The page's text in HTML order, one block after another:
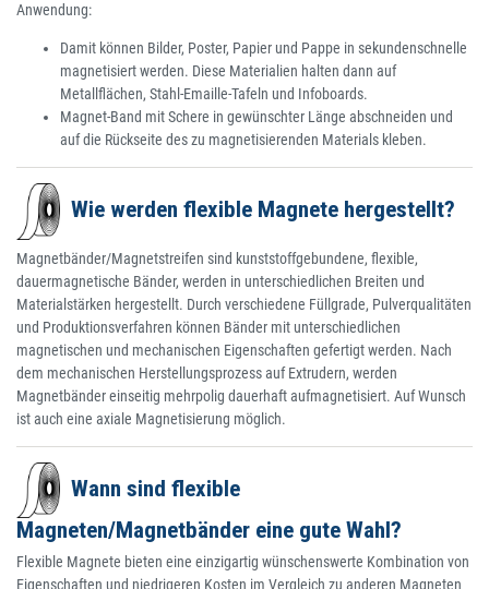
Anwendung:
Damit können Bilder, Poster, Papier und Pappe in sekundenschnelle
magnetisiert werden. Diese Materialien halten dann auf
Metallflächen, Stahl-Emaille-Tafeln und Infoboards.
Magnet-Band mit Schere in gewünschter Länge abschneiden und
auf die Rückseite des zu magnetisierenden Materials kleben.
Wie werden flexible Magnete hergestellt?
Magnetbänder/Magnetstreifen sind kunststoffgebundene, flexible,
dauermagnetische Bänder, werden in unterschiedlichen Breiten und
Materialstärken hergestellt. Durch verschiedene Füllgrade, Pulverqualitäten
und Produktionsverfahren können Bänder mit unterschiedlichen
magnetischen und mechanischen Eigenschaften gefertigt werden. Nach
dem mechanischen Herstellungsprozess auf Extrudern, werden
Magnetbänder einseitig mehrpolig dauerhaft aufmagnetisiert. Auf Wunsch
ist auch eine axiale Magnetisierung möglich.
Wann sind flexible
Magneten/Magnetbänder eine gute Wahl?
Flexible Magnete bieten eine einzigartig wünschenswerte Kombination von
Eigenschaften und niedrigeren Kosten im Vergleich zu anderen Magneten